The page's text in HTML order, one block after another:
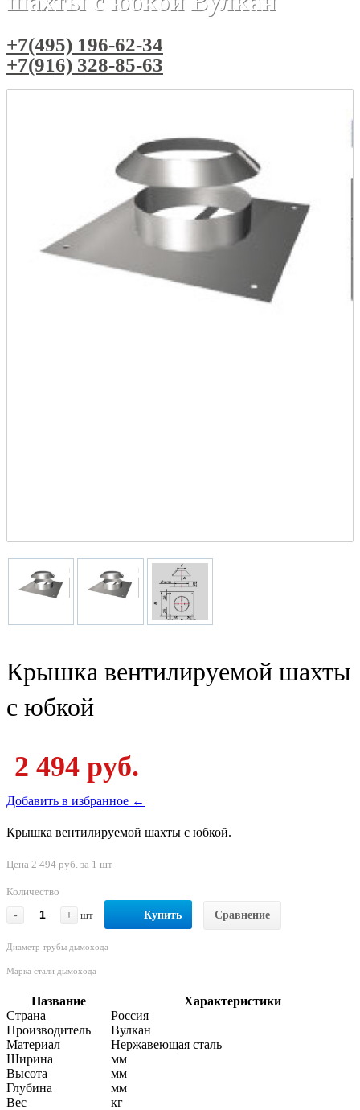
+7(495) 196-62-34
+7(916) 328-85-63
Крышка вентилируемой шахты
с юбкой
2 494 руб.
Добавить в избранное ←
Крышка вентилируемой шахты с юбкой.
Цена 2 494 руб. за 1 шт
Количество
-
+ шт Купить Сравнение
Диаметр трубы дымохода
Марка стали дымохода
Название
Характеристики
Страна
Россия
Производитель
Вулкан
Материал
Нержавеющая сталь
Ширина
мм
Высота
мм
Глубина
мм
Вес
кг